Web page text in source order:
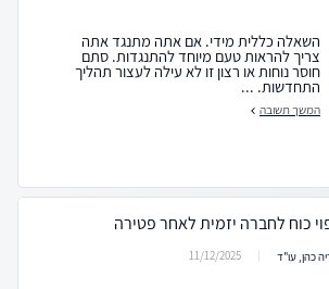
השאלה כללית מידי. אם אתה מתנגד אתה
צריך להראות טעם מיוחד להתנגדות. סתם
חוסר נוחות או רצון זו לא עילה לעצור תהליך
התחדשות. ...
המשך תשובה
כוח לחברה יזמית לאחר פטירה
כהן, עו"ד 11/12/2025